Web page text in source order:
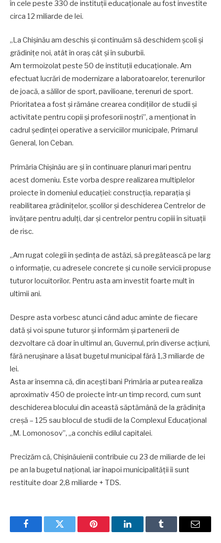
în cele peste 330 de instituții educaționale au fost investite
circa 12 miliarde de lei.
,,La Chișinău am deschis și continuăm să deschidem școli și
grădinițe noi, atât în oraș cât și în suburbii.
Am termoizolat peste 50 de instituții educaționale. Am
efectuat lucrări de modernizare a laboratoarelor, terenurilor
de joacă, a sălilor de sport, pavilioane, terenuri de sport.
Prioritatea a fost și rămâne crearea condițiilor de studii şi
activitate pentru copii și profesorii noștri”, a menţionat în
cadrul şedinţei operative a serviciilor municipale, Primarul
General, Ion Ceban.
Primăria Chişinău are şi în continuare planuri mari pentru
acest domeniu. Este vorba despre realizarea multiplelor
proiecte în domeniul educației: construcția, reparația și
reabilitarea grădinițelor, școlilor și deschiderea Centrelor de
învățare pentru adulți, dar și centrelor pentru copiii în situații
de risc.
,,Am rugat colegii în şedinţa de astăzi, să pregătească pe larg
o informație, cu adresele concrete și cu noile servicii propuse
tuturor locuitorilor. Pentru asta am investit foarte mult în
ultimii ani.
Despre asta vorbesc atunci când aduc aminte de fiecare
dată și voi spune tuturor și informăm și partenerii de
dezvoltare că doar în ultimul an, Guvernul, prin diverse acțiuni,
fără nerușinare a lăsat bugetul municipal fără 1,3 miliarde de
lei.
Asta ar însemna că, din acești bani Primăria ar putea realiza
aproximativ 450 de proiecte într-un timp record, cum sunt
deschiderea blocului din această săptămână de la grădinița
creșă – 125 sau blocul de studii de la Complexul Educaţional
,,M. Lomonosov”, „a conchis edilul capitalei.
Precizăm că, Chișinăuienii contribuie cu 23 de miliarde de lei
pe an la bugetul naţional, iar înapoi municipalităţii îi sunt
restituite doar 2,8 miliarde + TDS.
FacebookTwitter Pinterest LinkedInTumblr Email